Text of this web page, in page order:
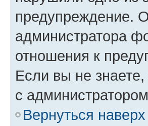
предупреждение.
администратора
отношения к
Если вы не
с
Вернуться наверх